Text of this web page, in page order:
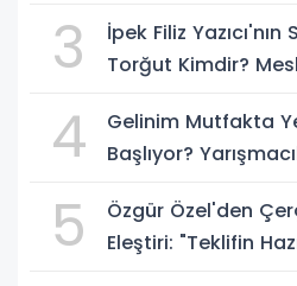
3
İpek Filiz
Torğut Kimdir?
4
Gelinim Mutfakta
Başlıyor?
5
Özgür Özel'den
Eleştiri: "Teklifin